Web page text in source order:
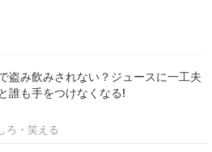
盗み飲みされない？ジュースに一工夫
誰も手をつけなくなる!
ろ・笑える